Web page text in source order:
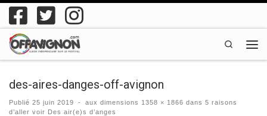
Passer au contenu
Search
des-aires-danges-off-avignon
Publié 25 juin 2019 - aux dimensions 1358 × 1866 dans 5 raisons
d’aller voir Des air(e)s d’anges